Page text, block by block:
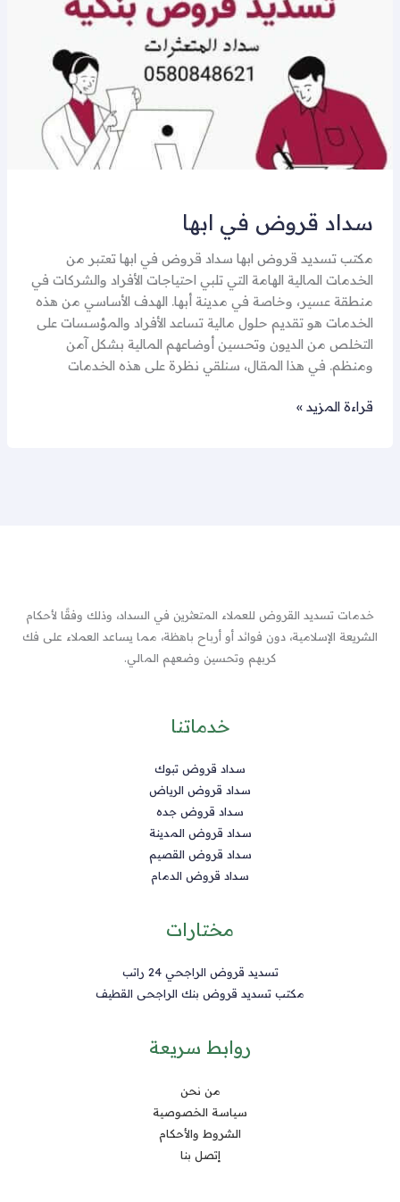
سداد قروض في ابها
مكتب تسديد قروض ابها سداد قروض في ابها تعتبر من
الخدمات المالية الهامة التي تلبي احتياجات الأفراد والشركات في
منطقة عسير، وخاصة في مدينة أبها. الهدف الأساسي من هذه
الخدمات هو تقديم حلول مالية تساعد الأفراد والمؤسسات على
التخلص من الديون وتحسين أوضاعهم المالية بشكل آمن
ومنظم. في هذا المقال، سنلقي نظرة على هذه الخدمات
قراءة المزيد »
خدمات تسديد القروض للعملاء المتعثرين في السداد، وذلك وفقًا لأحكام
الشريعة الإسلامية، دون فوائد أو أرباح باهظة، مما يساعد العملاء على فك
كربهم وتحسين وضعهم المالي.
خدماتنا
سداد قروض تبوك
سداد قروض الرياض
سداد قروض جده
سداد قروض المدينة
سداد قروض القصيم
سداد قروض الدمام
مختارات
تسديد قروض الراجحي 24 راتب
مكتب تسديد قروض بنك الراجحى القطيف
روابط سريعة
من نحن
سياسة الخصوصية
الشروط والأحكام
إتصل بنا